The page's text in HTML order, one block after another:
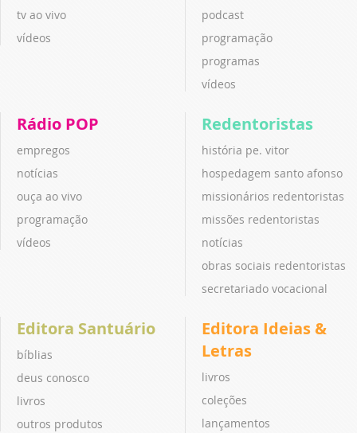
tv ao vivo
vídeos
podcast
programação
programas
vídeos
Rádio POP
empregos
notícias
ouça ao vivo
programação
vídeos
Redentoristas
história pe. vitor
hospedagem santo afonso
missionários redentoristas
missões redentoristas
notícias
obras sociais redentoristas
secretariado vocacional
Editora Santuário
bíblias
deus conosco
livros
outros produtos
Editora Ideias &
Letras
livros
coleções
lançamentos